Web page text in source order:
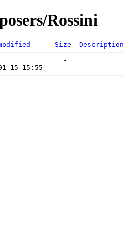
Rossini
Size
Description
-